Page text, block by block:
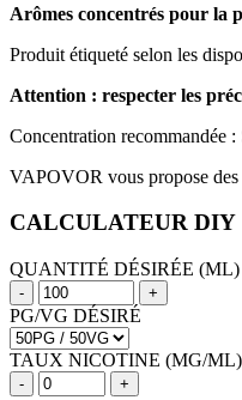
Arômes concentrés pour la
Produit étiqueté selon les
Attention : respecter les
Concentration recommandée
VAPOVOR vous propose des
CALCULATEUR DIY
QUANTITÉ DÉSIRÉE (ML)
- +
PG/VG DÉSIRÉ
TAUX NICOTINE (MG/ML)
- +